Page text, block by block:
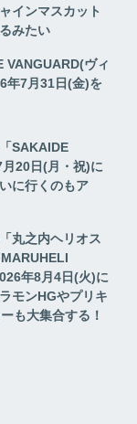
インマスカット
みたい
VANGUARD(ヴィ
年7月31日(金)を
SAKAIDE
20日(月・祝)に
に行くのもア
丸之内ヘリオス
年8月4日(火)に
モンHGやプリキ
も大集合する！